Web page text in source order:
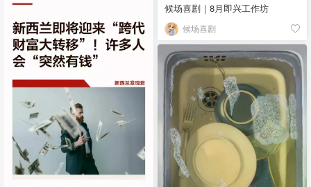
候场喜剧｜8月即兴工作坊
候场喜剧